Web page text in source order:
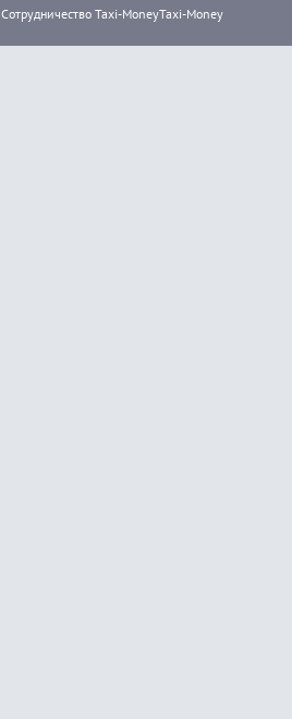
Сотрудничество Taxi-MoneyTaxi-Money